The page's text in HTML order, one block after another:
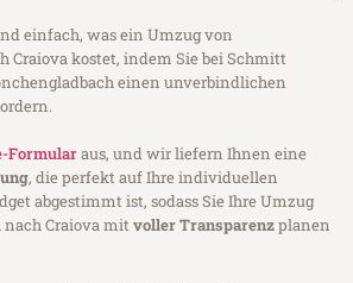
einfach, was ein Umzug von
Craiova kostet, indem Sie bei Schmitt
einen unverbindlichen
Formularaus, und wir liefern Ihnen eine
, die perfekt auf Ihre individuellen
abgestimmt ist, sodass Sie Ihre Umzug
Craiova mitvoller Transparenzplanen